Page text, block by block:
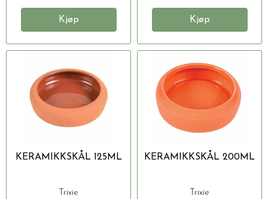
Kjøp Kjøp
KERAMIKKSKÅL 125ML
Trixie
KERAMIKKSKÅL 200ML
Trixie